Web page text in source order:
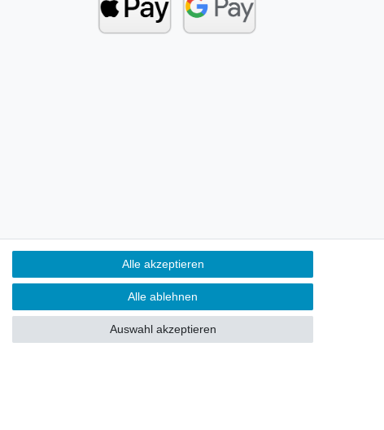
Alle akzeptieren
Alle ablehnen
Auswahl akzeptieren